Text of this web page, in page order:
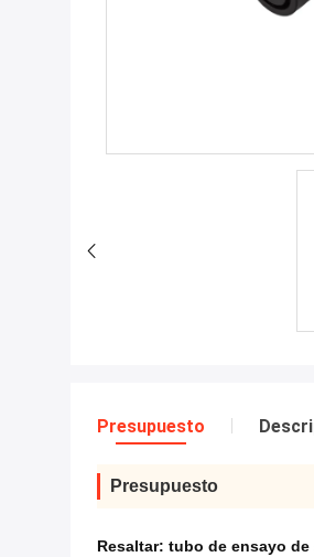
Presupuesto
Presupuesto
Resaltar: tubo de ensayo